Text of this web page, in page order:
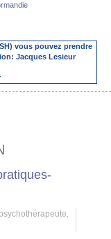
vous pouvez prendre
Jacques Lesieur
psychothérapeute